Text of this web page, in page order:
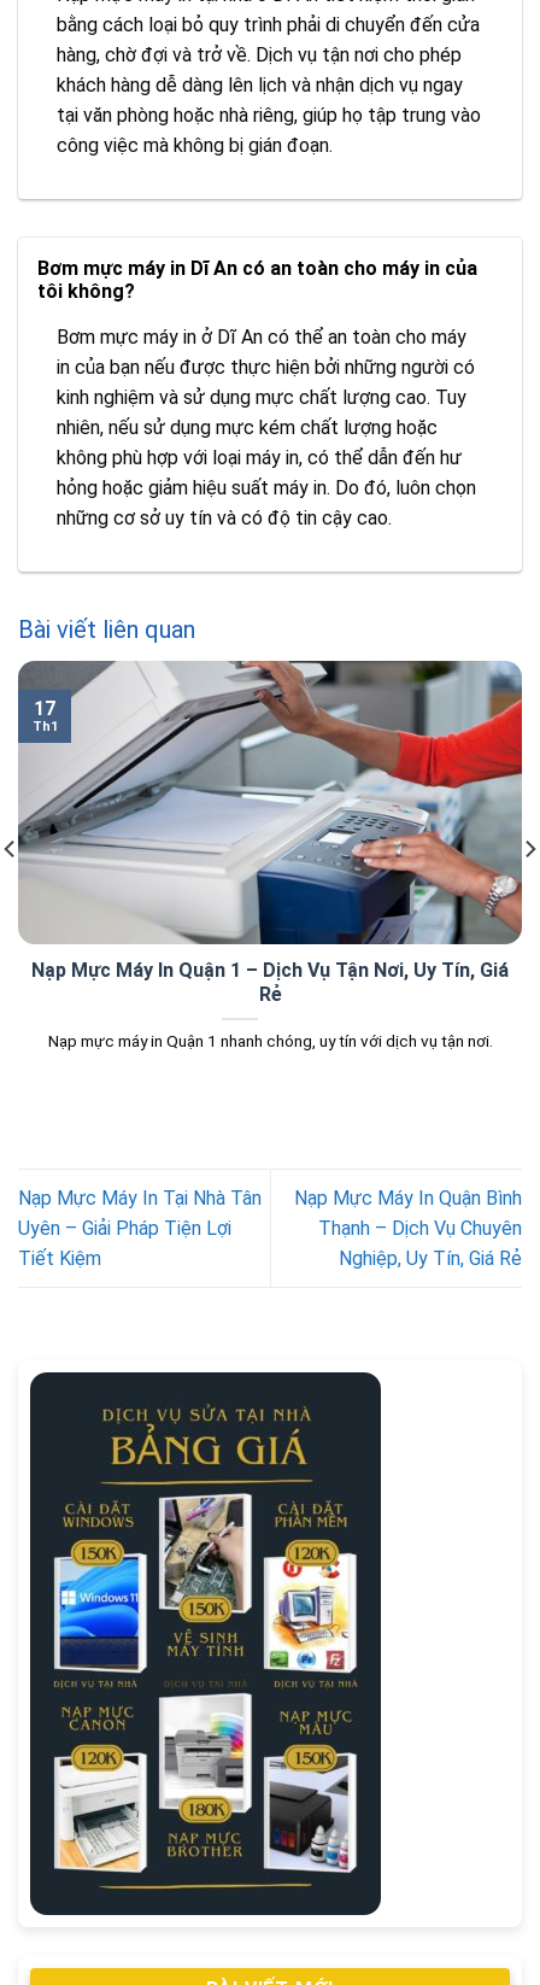
bằng cách loại bỏ quy trình phải di chuyển đến cửa
hàng, chờ đợi và trở về. Dịch vụ tận nơi cho phép
khách hàng dễ dàng lên lịch và nhận dịch vụ ngay
tại văn phòng hoặc nhà riêng, giúp họ tập trung vào
công việc mà không bị gián đoạn.
Bơm mực máy in Dĩ An có an toàn cho máy in của
tôi không?
Bơm mực máy in ở Dĩ An có thể an toàn cho máy
in của bạn nếu được thực hiện bởi những người có
kinh nghiệm và sử dụng mực chất lượng cao. Tuy
nhiên, nếu sử dụng mực kém chất lượng hoặc
không phù hợp với loại máy in, có thể dẫn đến hư
hỏng hoặc giảm hiệu suất máy in. Do đó, luôn chọn
những cơ sở uy tín và có độ tin cậy cao.
Bài viết liên quan
Nạp Mực Máy In Quận 1 – Dịch Vụ Tận Nơi, Uy Tín, Giá
Rẻ
Nạp mực máy in Quận 1 nhanh chóng, uy tín với dịch vụ tận nơi.
17
Th1
Nạp Mực Máy In Tại Nhà Tân
Uyên – Giải Pháp Tiện Lợi
Tiết Kiệm
Nạp Mực Máy In Quận Bình
Thạnh – Dịch Vụ Chuyên
Nghiệp, Uy Tín, Giá Rẻ